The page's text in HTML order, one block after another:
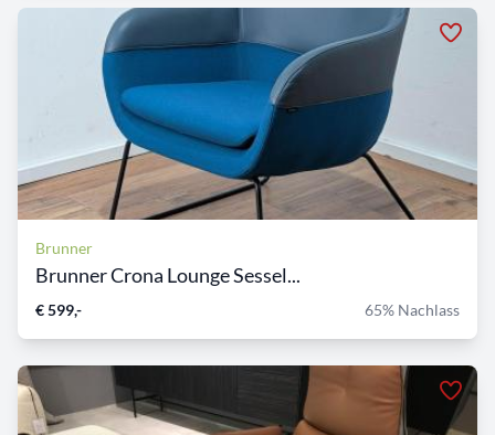
Brunner
Brunner Crona Lounge Sessel...
€ 599,- 65% Nachlass